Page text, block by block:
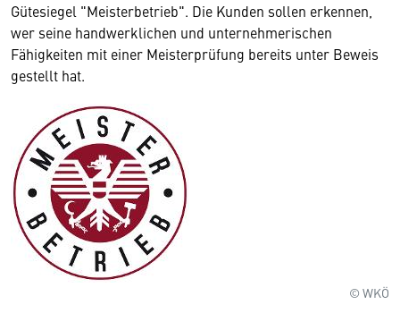
Gütesiegel "Meisterbetrieb". Die Kunden sollen erkennen,
wer seine handwerklichen und unternehmerischen
Fähigkeiten mit einer Meisterprüfung bereits unter Beweis
gestellt hat.
© WKÖ